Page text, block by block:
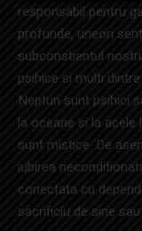
responsabil pentru
profunde, uneori
subconstientul
psihice si multi
Neptun sunt psihici
la oceane si la acele
sunt mistice. De
iubirea
conectata cu
sacrificiu de sine